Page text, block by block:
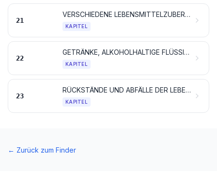
21
VERSCHIEDENE LEBENSMITTELZUBEREITUNGEN
KAPITEL
22
GETRÄNKE, ALKOHOLHALTIGE FLÜSSIGKEITEN UND ESSIG
KAPITEL
23
RÜCKSTÄNDE UND ABFÄLLE DER LEBENSMITTELINDUSTRIE; ZUBEREITETES FUTTER
KAPITEL
← Zurück zum Finder